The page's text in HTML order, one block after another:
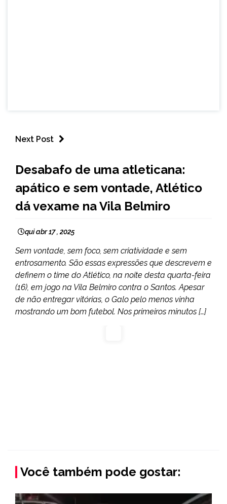
Next Post
NOTÍCIAS
Desabafo de uma atleticana:
apático e sem vontade, Atlético
dá vexame na Vila Belmiro
qui abr 17 , 2025
Sem vontade, sem foco, sem criatividade e sem
entrosamento. São essas expressões que descrevem e
definem o time do Atlético, na noite desta quarta-feira
(16), em jogo na Vila Belmiro contra o Santos. Apesar
de não entregar vitórias, o Galo pelo menos vinha
mostrando um bom futebol. Nos primeiros minutos […]
Você também pode gostar: